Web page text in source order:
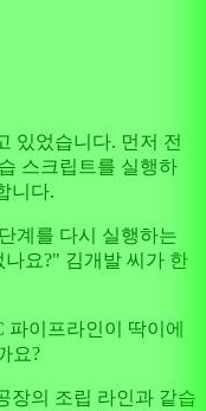
있었습니다. 먼저 전
스크립트를 실행하
니다.
계를 다시 실행하는
요?" 김개발 씨가 한
이프라인이 딱이에
요?
장의 조립 라인과 같습